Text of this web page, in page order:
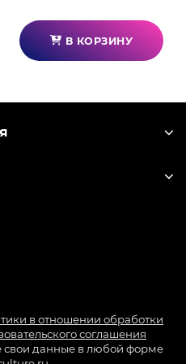
В КОРЗИНУ
в отношении обработки
соглашения
свои данные в любой форме